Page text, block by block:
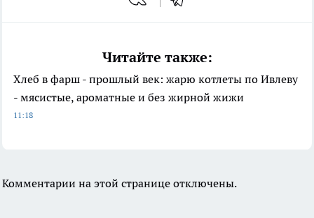
Читайте также:
Хлеб в фарш - прошлый век: жарю котлеты по Ивлеву
- мясистые, ароматные и без жирной жижи
11:18
Комментарии на этой странице отключены.